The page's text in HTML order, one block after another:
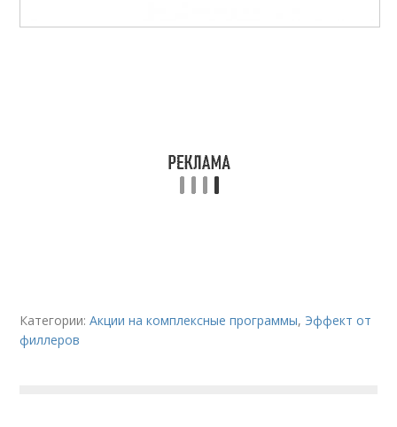
Категории:Акции на комплексные программы, Эффект от
филлеров